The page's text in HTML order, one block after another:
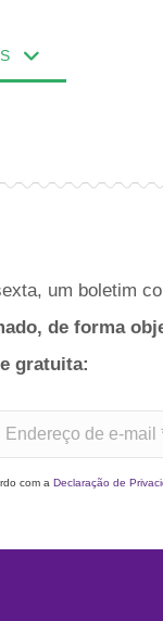
um boletim
de forma
gratuita:
com a Declaração de